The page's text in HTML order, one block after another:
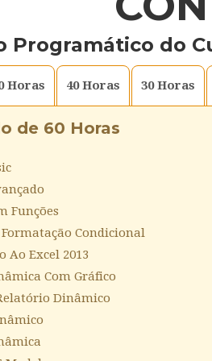
Programático do
Horas 40Horas 30Horas
de 60 Horas
Funções
Condicional
Ao Excel 2013
Com Gráfico
Dinâmico